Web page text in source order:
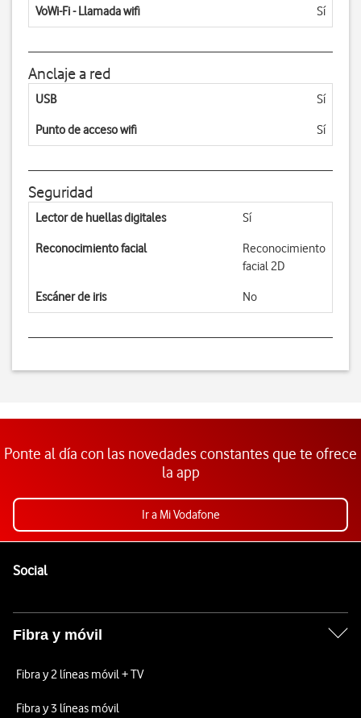
VoWi-Fi - Llamada wifi Sí
Anclaje a red
USB Sí
Punto de acceso wifi Sí
Seguridad
Lector de huellas digitales Sí
Reconocimiento facial
Reconocimiento
facial 2D
Escáner de iris No
Ponte al día con las novedades constantes que te ofrece
la app
Ir a Mi Vodafone
SocialEnlaces a las redes sociales de Vodafone
Fibra y móvil
Fibra y 2 líneas móvil + TV
Fibra y 3 líneas móvil